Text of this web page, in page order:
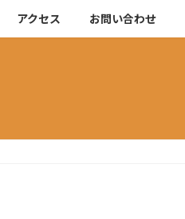
アクセス お問い合わせ